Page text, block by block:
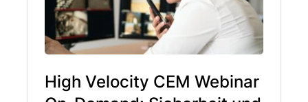
High Velocity CEM Webinar